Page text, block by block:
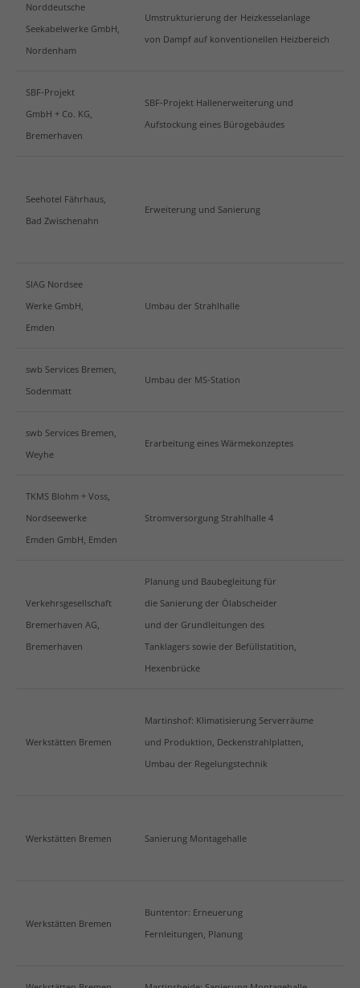
Norddeutsche
Seekabelwerke GmbH,
Nordenham
Umstrukturierung der Heizkesselanlage
von Dampf auf konventionellen Heizbereich
SBF-Projekt
GmbH + Co. KG,
Bremerhaven
SBF-Projekt Hallenerweiterung und
Aufstockung eines Bürogebäudes
Seehotel Fährhaus,
Bad Zwischenahn
Erweiterung und Sanierung
SIAG Nordsee
Werke GmbH,
Emden
Umbau der Strahlhalle
swb Services Bremen,
Sodenmatt
Umbau der MS-Station
swb Services Bremen,
Weyhe
Erarbeitung eines Wärmekonzeptes
TKMS Blohm + Voss,
Nordseewerke
Emden GmbH, Emden
Stromversorgung Strahlhalle 4
Verkehrsgesellschaft
Bremerhaven AG,
Bremerhaven
Planung und Baubegleitung für
die Sanierung der Ölabscheider
und der Grundleitungen des
Tanklagers sowie der Befüllstatition,
Hexenbrücke
Werkstätten Bremen
Martinshof: Klimatisierung Serverräume
und Produktion, Deckenstrahlplatten,
Umbau der Regelungstechnik
Werkstätten Bremen Sanierung Montagehalle
Werkstätten Bremen
Buntentor: Erneuerung
Fernleitungen, Planung